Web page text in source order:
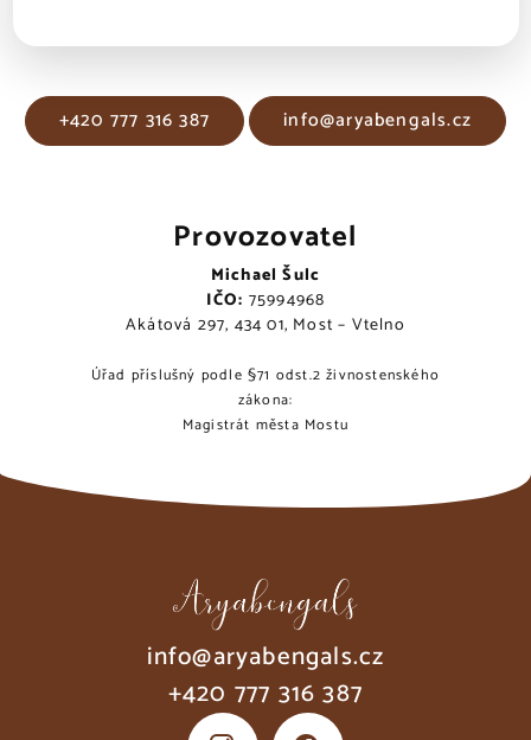
+420 777 316 387 info@aryabengals.cz
Provozovatel
Michael Šulc
IČO: 75994968
Akátová 297, 434 01, Most – Vtelno
Úřad příslušný podle §71 odst.2 živnostenského
zákona:
Magistrát města Mostu
info@aryabengals.cz
+420 777 316 387